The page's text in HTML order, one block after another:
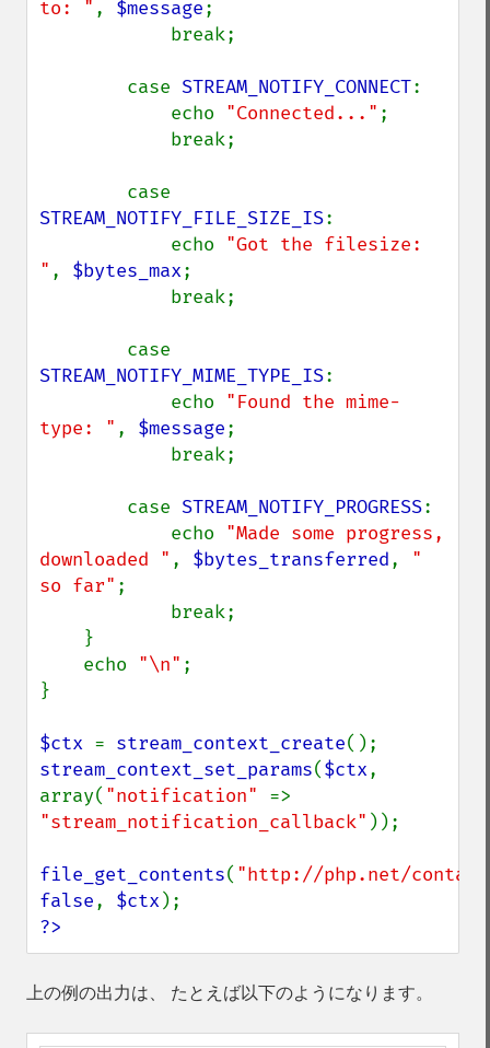
to: " , $message;
        case
STREAM_NOTIFY_CONNECT:
            echo
"Connected..." ;
STREAM_NOTIFY_FILE_SIZE_IS:
            echo
"Got the filesize:
" , $bytes_max;
STREAM_NOTIFY_MIME_TYPE_IS:
            echo
"Found the mime-
type: " , $message;
        case
STREAM_NOTIFY_PROGRESS:
            echo
"Made some progress,
downloaded " , $bytes_transferred, "
so far" ;
    echo
"\n" ;
}
$ctx = stream_context_create
stream_context_set_params($ctx,
array( "notification"
"stream_notification_callback" ));
file_get_contents( "http://php.net/
false, $ctx
?>
上の例の出力は、 たとえば以下のようになります。